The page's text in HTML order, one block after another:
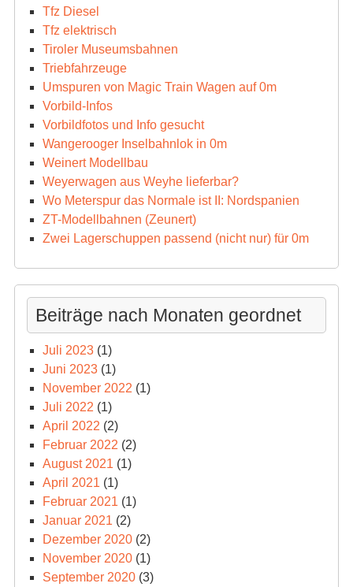
Tfz Diesel
Tfz elektrisch
Tiroler Museumsbahnen
Triebfahrzeuge
Umspuren von Magic Train Wagen auf 0m
Vorbild-Infos
Vorbildfotos und Info gesucht
Wangerooger Inselbahnlok in 0m
Weinert Modellbau
Weyerwagen aus Weyhe lieferbar?
Wo Meterspur das Normale ist II: Nordspanien
ZT-Modellbahnen (Zeunert)
Zwei Lagerschuppen passend (nicht nur) für 0m
Beiträge nach Monaten geordnet
Juli 2023(1)
Juni 2023(1)
November 2022 (1)
Juli 2022 (1)
April 2022 (2)
Februar 2022 (2)
August 2021 (1)
April 2021 (1)
Februar 2021 (1)
Januar 2021 (2)
Dezember 2020(2)
November 2020(1)
September 2020(3)